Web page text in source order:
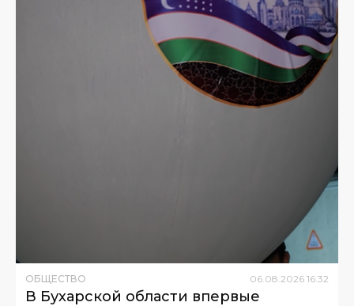
ОБЩЕСТВО 06.08.2026 16:32
В Бухарской области впервые